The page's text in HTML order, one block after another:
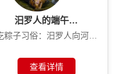
汨罗人的端午…
粽子习俗：汨罗人向河…
查看详情